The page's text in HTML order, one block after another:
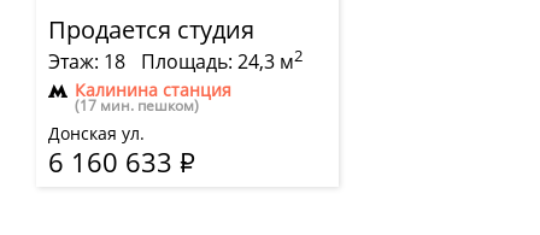
Продается студия
Этаж: 18 Площадь: 24,3 м2
Калинина станция
(17 мин. пешком)
Донская ул.
6 160 633 Р